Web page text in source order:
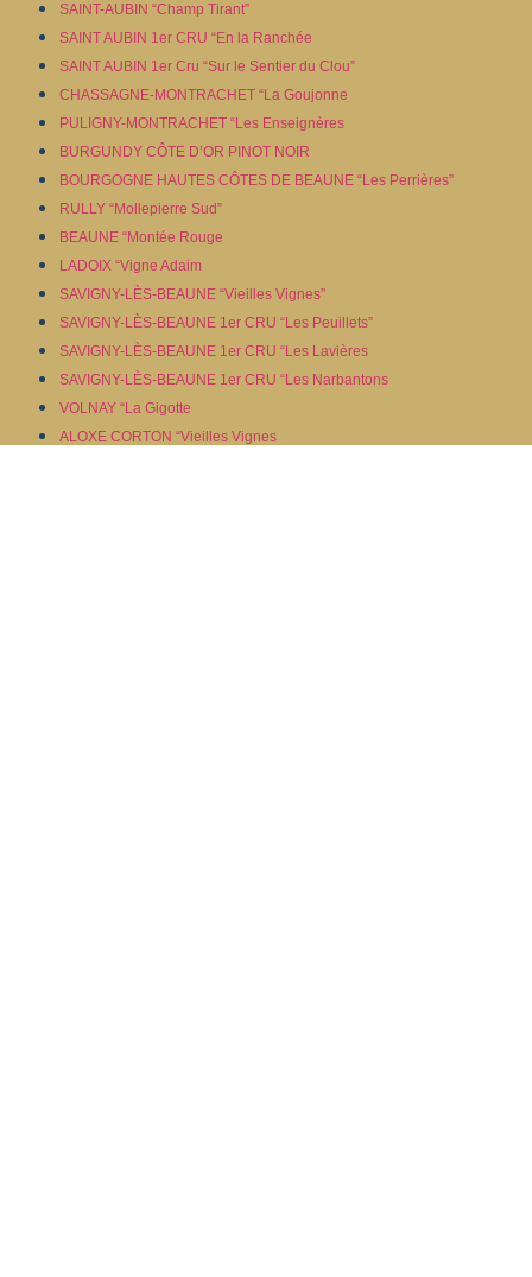
SAINT-AUBIN “Champ Tirant”
SAINT AUBIN 1er CRU “En la Ranchée
SAINT AUBIN 1er Cru “Sur le Sentier du Clou”
CHASSAGNE-MONTRACHET “La Goujonne
PULIGNY-MONTRACHET “Les Enseignères
BURGUNDY CÔTE D’OR PINOT NOIR
BOURGOGNE HAUTES CÔTES DE BEAUNE “Les Perrières”
RULLY “Mollepierre Sud”
BEAUNE “Montée Rouge
LADOIX “Vigne Adaim
SAVIGNY-LÈS-BEAUNE “Vieilles Vignes”
SAVIGNY-LÈS-BEAUNE 1er CRU “Les Peuillets”
SAVIGNY-LÈS-BEAUNE 1er CRU “Les Lavières
SAVIGNY-LÈS-BEAUNE 1er CRU “Les Narbantons
VOLNAY “La Gigotte
ALOXE CORTON “Vieilles Vignes